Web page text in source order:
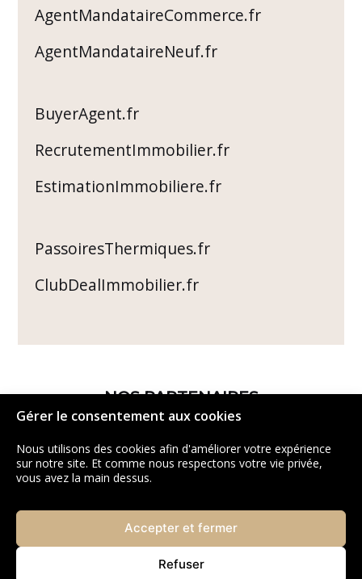
Gérer le consentement aux cookies
Nous utilisons des cookies afin d'améliorer votre expérience
sur notre site. Et comme nous respectons votre vie privée,
vous avez la main dessus.
Accepter et fermer
Refuser
AgentMandataireCommerce.fr
AgentMandataireNeuf.fr
BuyerAgent.fr
RecrutementImmobilier.fr
EstimationImmobiliere.fr
PassoiresThermiques.fr
ClubDealImmobilier.fr
NOS PARTENAIRES